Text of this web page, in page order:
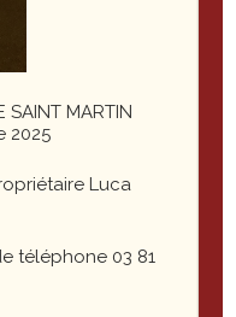
MARTIN
2025
Luca
téléphone 03 81